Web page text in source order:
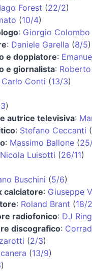
Forest (22/2)
(10/4)
: Giorgio Colombo
: Daniele Garella (8/5)
e doppiatore:
e giornalista:
Carlo Conti (13/3)
)
autrice televisiva:
: Stefano Ceccanti (
: Massimo Ballone(
Nicola Luisotti (26/11)
Buschini (5/6)
calciatore: Giuseppe
: Roland Brant (18/2
radiofonico: DJ
discografico:
(2/3)
(13/9)
)